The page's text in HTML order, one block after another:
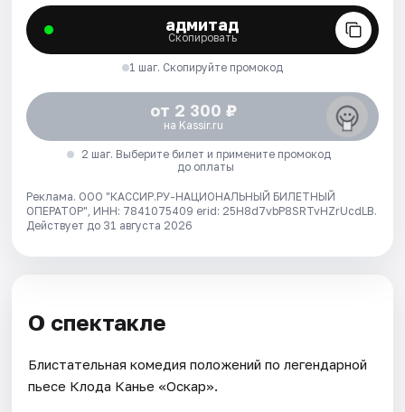
адмитад
Скопировать
1 шаг. Скопируйте промокод
от 2 300 ₽
на Kassir.ru
2 шаг. Выберите билет и примените промокод
до оплаты
Реклама. ООО "КАССИР.РУ-НАЦИОНАЛЬНЫЙ БИЛЕТНЫЙ
ОПЕРАТОР", ИНН: 7841075409 erid: 25H8d7vbP8SRTvHZrUcdLB.
Действует до 31 августа 2026
О спектакле
Блистательная комедия положений по легендарной
пьесе Клода Канье «Оскар».